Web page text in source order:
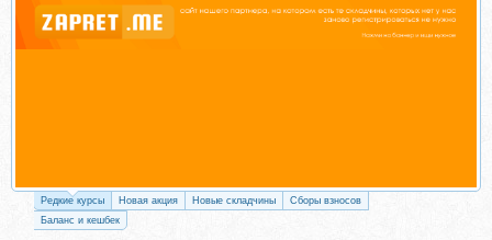
Редкие курсы Новая акция Новые складчины
Сборы взносов
Баланс и кешбек